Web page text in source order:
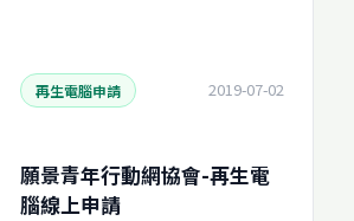
再生電腦申請 2019-07-02
願景青年行動網協會-再生電
腦線上申請